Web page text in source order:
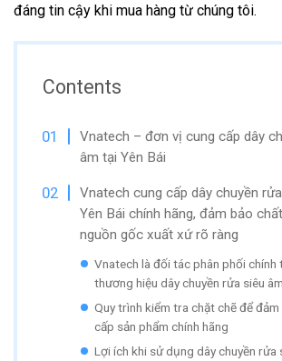
đáng tin cậy khi mua hàng từ chúng tôi.
Contents
Vnatech – đơn vị cung cấp dây
âm tại Yên Bái
Vnatech cung cấp dây chuyền
Yên Bái chính hãng, đảm bảo
nguồn gốc xuất xứ rõ ràng
Vnatech là đối tác phân phối chính
thương hiệu dây chuyền rửa siêu
Quy trình kiểm tra chặt chẽ để
cấp sản phẩm chính hãng
Lợi ích khi sử dụng dây chuyền rửa